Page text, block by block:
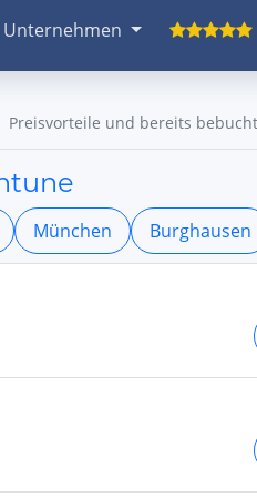
Unternehmen
Preisvorteile und bereits
München Burghausen